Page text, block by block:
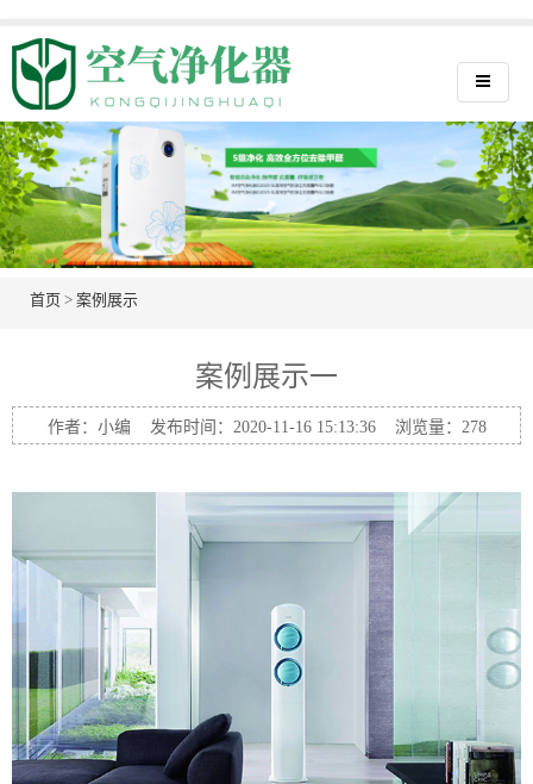
首页 > 案例展示
案例展示一
作者：小编 发布时间：2020-11-16 15:13:36 浏览量： 278